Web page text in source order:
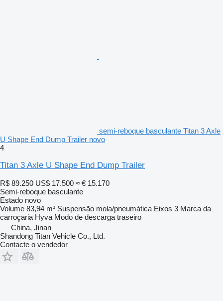
semi-reboque basculante Titan 3 Axle
U Shape End Dump Trailer novo
4
Titan 3 Axle U Shape End Dump Trailer
R$ 89.250 US$ 17.500 ≈ € 15.170
Semi-reboque basculante
Estado novo
Volume 83,94 m³ Suspensão mola/pneumática Eixos 3 Marca da
carroçaria Hyva Modo de descarga traseiro
China, Jinan
Shandong Titan Vehicle Co., Ltd.
Contacte o vendedor